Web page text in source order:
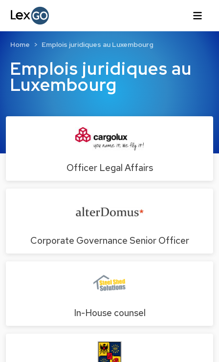
Emplois juridiques au
Luxembourg
Home Emplois juridiques au Luxembourg
Officer Legal Affairs
Corporate Governance Senior Officer
In-House counsel